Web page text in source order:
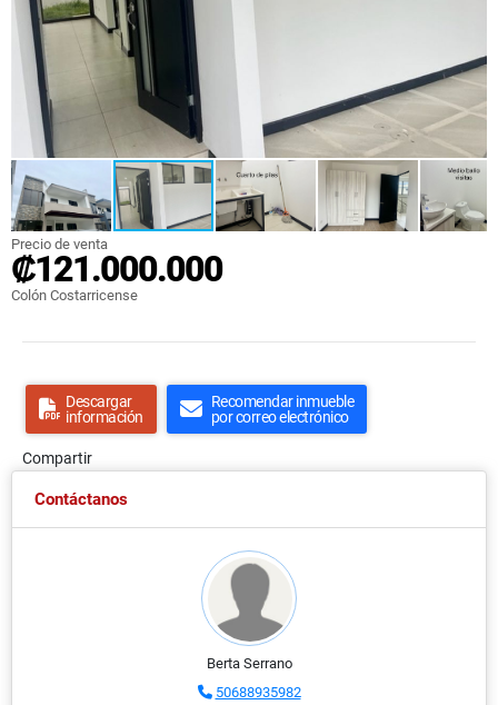
Precio de venta
₡121.000.000
Colón Costarricense
Descargar
información
Recomendar inmueble
por correo electrónico
Compartir
Contáctanos
Berta Serrano
50688935982